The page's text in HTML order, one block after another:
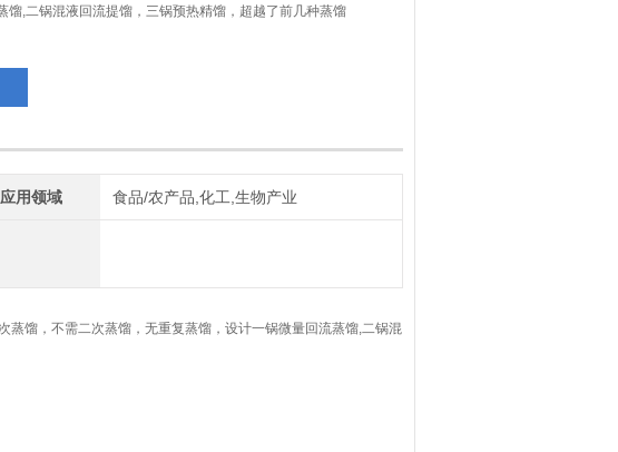
馏,二锅混液回流提馏，三锅预热精馏，超越了前几种蒸馏
70度，一次达到陈酿酒度。
应用领域 食品/农产品,化工,生物产业
蒸馏，不需二次蒸馏，无重复蒸馏，设计一锅微量回流蒸馏,二锅混